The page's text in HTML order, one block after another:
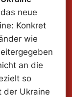
neue
Konkret
wie
an die
so
der Ukraine